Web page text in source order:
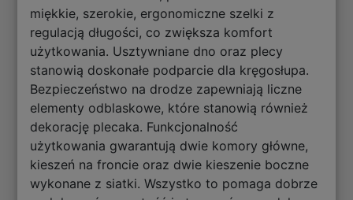
miękkie, szerokie, ergonomiczne szelki z
regulacją długości, co zwiększa komfort
użytkowania. Usztywniane dno oraz plecy
stanowią doskonałe podparcie dla kręgosłupa.
Bezpieczeństwo na drodze zapewniają liczne
elementy odblaskowe, które stanowią również
dekorację plecaka. Funkcjonalność
użytkowania gwarantują dwie komory główne,
kieszeń na froncie oraz dwie kieszenie boczne
wykonane z siatki. Wszystko to pomaga dobrze